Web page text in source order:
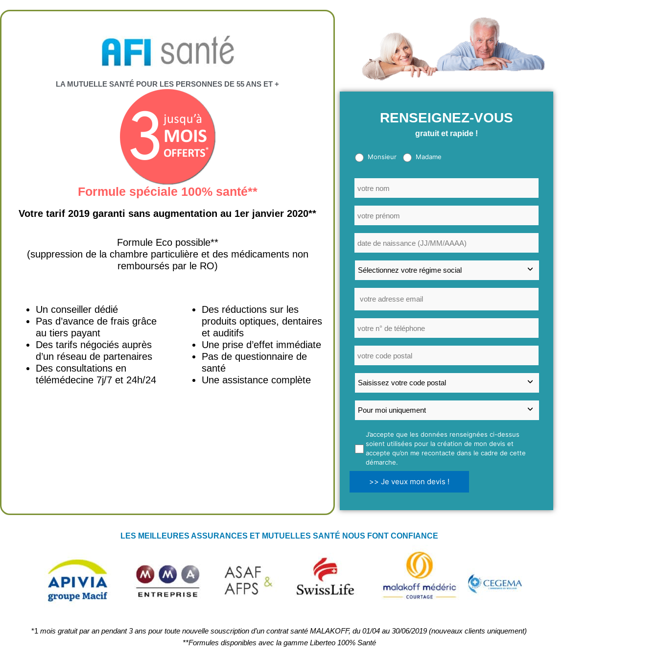
au
LA MUTUELLE SANTÉ POUR LES PERSONNES DE 55 ANS ET +
Formule spéciale 100% santé**
Votre tarif 2019 garanti sans augmentation au 1er janvier 2020**
Formule Eco possible**
(suppression de la chambre particulière et des médicaments non
remboursés par le RO)
Un conseiller dédié
Pas d’avance de frais grâce
au tiers payant
Des tarifs négociés auprès
d’un réseau de partenaires
Des consultations en
télémédecine 7j/7 et 24h/24
Des réductions sur les
produits optiques, dentaires
et auditifs
Une prise d’effet immédiate
Pas de questionnaire de
santé
Une assistance complète
RENSEIGNEZ-VOUS
gratuit et rapide !
Monsieur Madame
J’accepte que les données renseignées ci-dessus
soient utilisées pour la création de mon devis et
accepte qu’on me recontacte dans le cadre de cette
démarche.
>> Je veux mon devis !
LES MEILLEURES ASSURANCES ET MUTUELLES SANTÉ NOUS FONT CONFIANCE
*1 mois gratuit par an pendant 3 ans pour toute nouvelle souscription d’un contrat santé MALAKOFF, du 01/04 au 30/06/2019 (nouveaux clients uniquement)
**Formules disponibles avec la gamme Liberteo 100% Santé